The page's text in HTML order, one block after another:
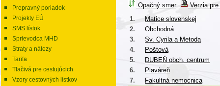
Prepravný poriadok
Projekty EÚ
SMS lístok
Sprievodca MHD
Straty a nálezy
Tarifa
Tlačivá pre cestujúcich
Vzory cestovných lístkov
Opačný smer
Verzia
1.
Matice slovenskej
2.
Obchodná
3.
Sv. Cyrila a Metoda
4.
Poštová
5.
DUBEŇ obch. centrum
6.
Plaváreň
7.
Fakultná nemocnica